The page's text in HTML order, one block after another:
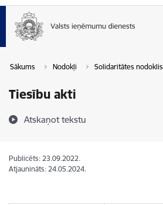
Sākums Nodokļi Solidaritātes nodoklis
Tiesību akti
Atskaņot tekstu
Publicēts: 23.09.2022.
Atjaunināts: 24.05.2024.